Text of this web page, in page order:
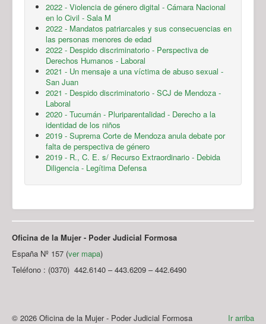
2022 - Violencia de género digital - Cámara Nacional
en lo Civil - Sala M
2022 - Mandatos patriarcales y sus consecuencias en
las personas menores de edad
2022 - Despido discriminatorio - Perspectiva de
Derechos Humanos - Laboral
2021 - Un mensaje a una víctima de abuso sexual -
San Juan
2021 - Despido discriminatorio - SCJ de Mendoza -
Laboral
2020 - Tucumán - Pluriparentalidad - Derecho a la
identidad de los niños
2019 - Suprema Corte de Mendoza anula debate por
falta de perspectiva de género
2019 - R., C. E. s/ Recurso Extraordinario - Debida
Diligencia - Legítima Defensa
Oficina de la Mujer - Poder Judicial Formosa
España Nº 157 (ver mapa)
Teléfono : (0370) 442.6140 – 443.6209 – 442.6490
Ir arriba
© 2026 Oficina de la Mujer - Poder Judicial Formosa